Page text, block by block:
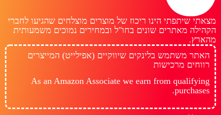
מצאתי שיתפתי הינו ריכוז של מוצרים מוצלחים שהגיעו לחברי
הקהילה מאתרים שונים בחו"ל ובמחירים נמוכים משמעותית
מהארץ.
האתר משתמש בלינקים שיווקיים (אפילייט) המייצרים
רווחים מרכישות
As an Amazon Associate we earn from qualifying
purchases.